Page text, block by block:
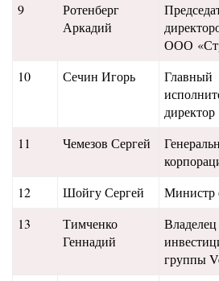
9
Ротенберг
Аркадий
ООО
10 Сечин Игорь
Главный
11 Чемезов Сергей
12 Шойгу Сергей Министр
13
Тимченко
Геннадий
Владелец
группы